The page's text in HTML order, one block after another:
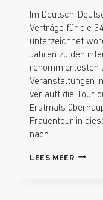
Im Deutsch-
Verträge für die
unterzeichnet
Jahren zu den
renommiertesten
Veranstaltungen
verläuft die Tour
Erstmals
Frauentour in
nach…
LEES MEER